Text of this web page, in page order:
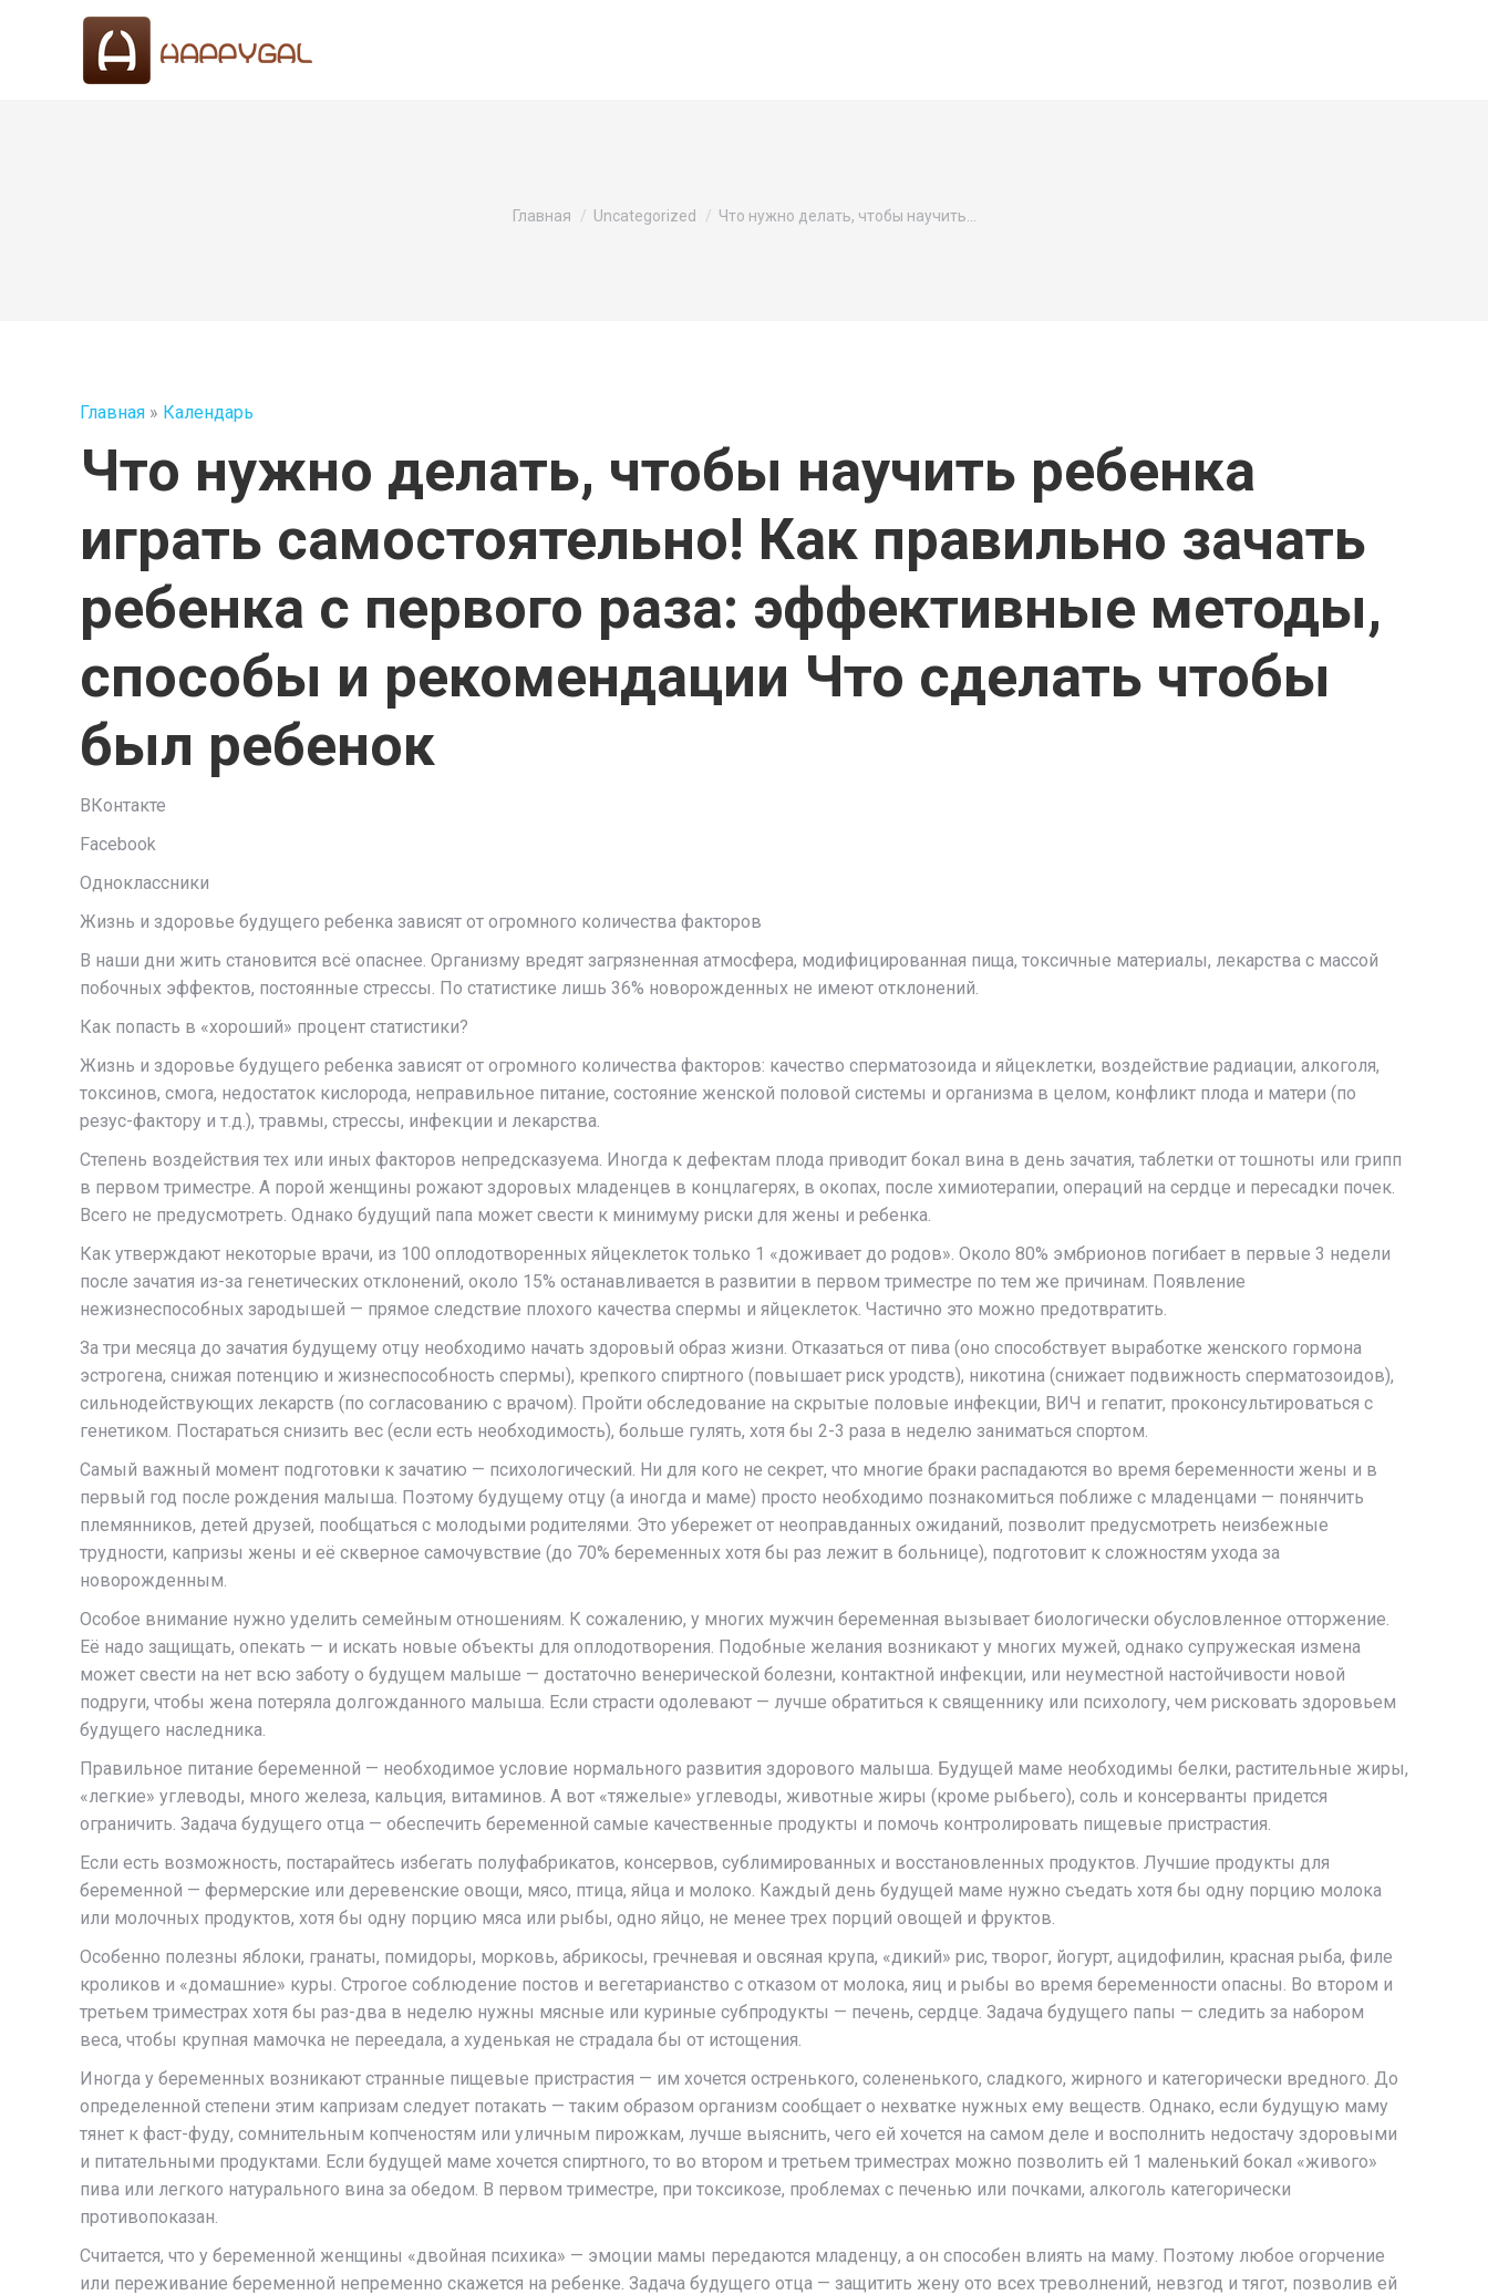
Вы здесь:
Главная Uncategorized Что нужно делать, чтобы научить…
Главная » Календарь
Что нужно делать, чтобы научить ребенка
играть самостоятельно! Как правильно зачать
ребенка с первого раза: эффективные методы,
способы и рекомендации Что сделать чтобы
был ребенок
ВКонтакте
Facebook
Одноклассники
Жизнь и здоровье будущего ребенка зависят от огромного количества факторов
В наши дни жить становится всё опаснее. Организму вредят загрязненная атмосфера, модифицированная пища, токсичные материалы, лекарства с массой
побочных эффектов, постоянные стрессы. По статистике лишь 36% новорожденных не имеют отклонений.
Как попасть в «хороший» процент статистики?
Жизнь и здоровье будущего ребенка зависят от огромного количества факторов: качество сперматозоида и яйцеклетки, воздействие радиации, алкоголя,
токсинов, смога, недостаток кислорода, неправильное питание, состояние женской половой системы и организма в целом, конфликт плода и матери (по
резус-фактору и т.д.), травмы, стрессы, инфекции и лекарства.
Степень воздействия тех или иных факторов непредсказуема. Иногда к дефектам плода приводит бокал вина в день зачатия, таблетки от тошноты или грипп
в первом триместре. А порой женщины рожают здоровых младенцев в концлагерях, в окопах, после химиотерапии, операций на сердце и пересадки почек.
Всего не предусмотреть. Однако будущий папа может свести к минимуму риски для жены и ребенка.
Как утверждают некоторые врачи, из 100 оплодотворенных яйцеклеток только 1 «доживает до родов». Около 80% эмбрионов погибает в первые 3 недели
после зачатия из-за генетических отклонений, около 15% останавливается в развитии в первом триместре по тем же причинам. Появление
нежизнеспособных зародышей — прямое следствие плохого качества спермы и яйцеклеток. Частично это можно предотвратить.
За три месяца до зачатия будущему отцу необходимо начать здоровый образ жизни. Отказаться от пива (оно способствует выработке женского гормона
эстрогена, снижая потенцию и жизнеспособность спермы), крепкого спиртного (повышает риск уродств), никотина (снижает подвижность сперматозоидов),
сильнодействующих лекарств (по согласованию с врачом). Пройти обследование на скрытые половые инфекции, ВИЧ и гепатит, проконсультироваться с
генетиком. Постараться снизить вес (если есть необходимость), больше гулять, хотя бы 2-3 раза в неделю заниматься спортом.
Самый важный момент подготовки к зачатию — психологический. Ни для кого не секрет, что многие браки распадаются во время беременности жены и в
первый год после рождения малыша. Поэтому будущему отцу (а иногда и маме) просто необходимо познакомиться поближе с младенцами — понянчить
племянников, детей друзей, пообщаться с молодыми родителями. Это убережет от неоправданных ожиданий, позволит предусмотреть неизбежные
трудности, капризы жены и её скверное самочувствие (до 70% беременных хотя бы раз лежит в больнице), подготовит к сложностям ухода за
новорожденным.
Особое внимание нужно уделить семейным отношениям. К сожалению, у многих мужчин беременная вызывает биологически обусловленное отторжение.
Её надо защищать, опекать — и искать новые объекты для оплодотворения. Подобные желания возникают у многих мужей, однако супружеская измена
может свести на нет всю заботу о будущем малыше — достаточно венерической болезни, контактной инфекции, или неуместной настойчивости новой
подруги, чтобы жена потеряла долгожданного малыша. Если страсти одолевают — лучше обратиться к священнику или психологу, чем рисковать здоровьем
будущего наследника.
Правильное питание беременной — необходимое условие нормального развития здорового малыша. Будущей маме необходимы белки, растительные жиры,
«легкие» углеводы, много железа, кальция, витаминов. А вот «тяжелые» углеводы, животные жиры (кроме рыбьего), соль и консерванты придется
ограничить. Задача будущего отца — обеспечить беременной самые качественные продукты и помочь контролировать пищевые пристрастия.
Если есть возможность, постарайтесь избегать полуфабрикатов, консервов, сублимированных и восстановленных продуктов. Лучшие продукты для
беременной — фермерские или деревенские овощи, мясо, птица, яйца и молоко. Каждый день будущей маме нужно съедать хотя бы одну порцию молока
или молочных продуктов, хотя бы одну порцию мяса или рыбы, одно яйцо, не менее трех порций овощей и фруктов.
Особенно полезны яблоки, гранаты, помидоры, морковь, абрикосы, гречневая и овсяная крупа, «дикий» рис, творог, йогурт, ацидофилин, красная рыба, филе
кроликов и «домашние» куры. Строгое соблюдение постов и вегетарианство с отказом от молока, яиц и рыбы во время беременности опасны. Во втором и
третьем триместрах хотя бы раз-два в неделю нужны мясные или куриные субпродукты — печень, сердце. Задача будущего папы — следить за набором
веса, чтобы крупная мамочка не переедала, а худенькая не страдала бы от истощения.
Иногда у беременных возникают странные пищевые пристрастия — им хочется остренького, солененького, сладкого, жирного и категорически вредного. До
определенной степени этим капризам следует потакать — таким образом организм сообщает о нехватке нужных ему веществ. Однако, если будущую маму
тянет к фаст-фуду, сомнительным копченостям или уличным пирожкам, лучше выяснить, чего ей хочется на самом деле и восполнить недостачу здоровыми
и питательными продуктами. Если будущей маме хочется спиртного, то во втором и третьем триместрах можно позволить ей 1 маленький бокал «живого»
пива или легкого натурального вина за обедом. В первом триместре, при токсикозе, проблемах с печенью или почками, алкоголь категорически
противопоказан.
Считается, что у беременной женщины «двойная психика» — эмоции мамы передаются младенцу, а он способен влиять на маму. Поэтому любое огорчение
или переживание беременной непременно скажется на ребенке. Задача будущего отца — защитить жену ото всех треволнений, невзгод и тягот, позволив ей